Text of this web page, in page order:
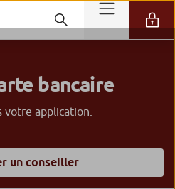
bancaire
votre application.
un conseiller